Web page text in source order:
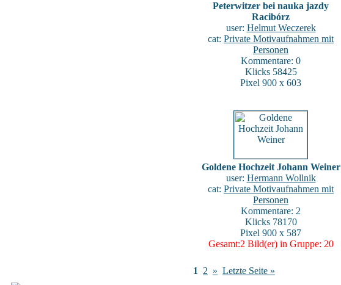
Peterwitzer bei nauka jazdy
Racibórz
user: Helmut Weczerek
cat: Private Motivaufnahmen mit
Personen
Kommentare: 0
Klicks 58425
Pixel 900 x 603
Goldene Hochzeit Johann Weiner
user: Hermann Wollnik
cat: Private Motivaufnahmen mit
Personen
Kommentare: 2
Klicks 78170
Pixel 900 x 587
Gesamt:2 Bild(er) in Gruppe: 20
1 2 » Letzte Seite »